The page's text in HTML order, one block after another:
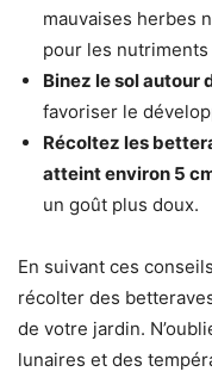
mauvaises herbes
pour les nutriments
Binez le sol autour
favoriser le
Récoltez les
atteint environ 5
un goût plus doux.
En suivant ces
récolter des
de votre jardin.
lunaires et des